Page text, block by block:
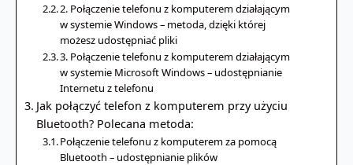
2. Połączenie telefonu z komputerem działającym
w systemie Windows – metoda, dzięki której
możesz udostępniać pliki
3. Połączenie telefonu z komputerem działającym
w systemie Microsoft Windows – udostępnianie
Internetu z telefonu
Jak połączyć telefon z komputerem przy użyciu
Bluetooth? Polecana metoda:
Połączenie telefonu z komputerem za pomocą
Bluetooth – udostępnianie plików